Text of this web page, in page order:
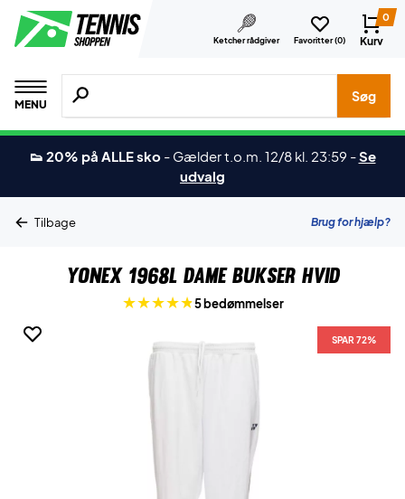
Ketcher rådgiver Favoritter (0)
0
Kurv
MENU
Søg efter produkter, mærker etc.
Søg
👟 20% på ALLE sko - Gælder t.o.m. 12/8 kl. 23:59 -Se
udvalg
Tilbage Brug for hjælp?
Yonex 1968L Dame Bukser Hvid
5 bedømmelser
SPAR 72%